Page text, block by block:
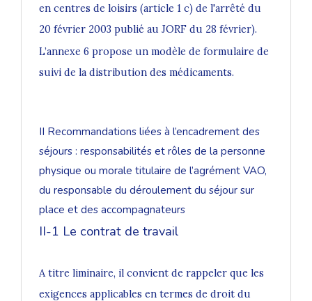
en centres de loisirs (article 1 c) de l'arrêté du
20 février 2003 publié au JORF du 28 février).
L’annexe 6 propose un modèle de formulaire de
suivi de la distribution des médicaments.
II Recommandations liées à l’encadrement des
séjours : responsabilités et rôles de la personne
physique ou morale titulaire de l’agrément VAO,
du responsable du déroulement du séjour sur
place et des accompagnateurs
II-1 Le contrat de travail
A titre liminaire, il convient de rappeler que les
exigences applicables en termes de droit du